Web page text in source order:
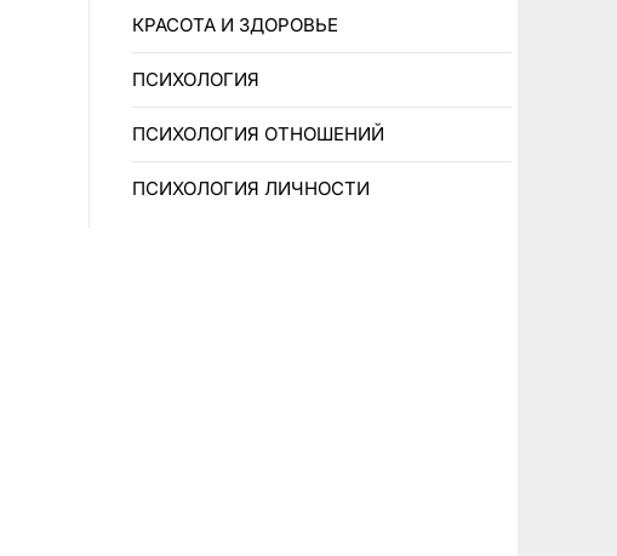
КРАСОТА И ЗДОРОВЬЕ
ПCИXOЛOГИЯ
ПCИXOЛOГИЯ OTHOШEHИЙ
ПСИХОЛОГИЯ ЛИЧНОСТИ